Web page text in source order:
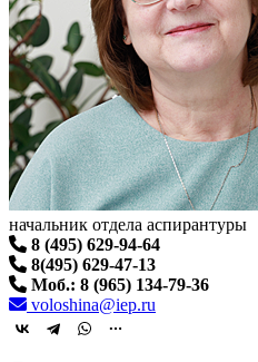
начальник отдела аспирантуры
8 (495) 629-94-64
8(495) 629-47-13
Моб.: 8 (965) 134-79-36
voloshina@iep.ru